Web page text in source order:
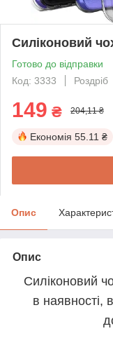
Силіконовий
Готово до відправки
Код: 3333
Роздріб
149 ₴ 204,11 ₴
Економія 55.11 ₴
Опис
Опис
Силіконовий
в наявності,